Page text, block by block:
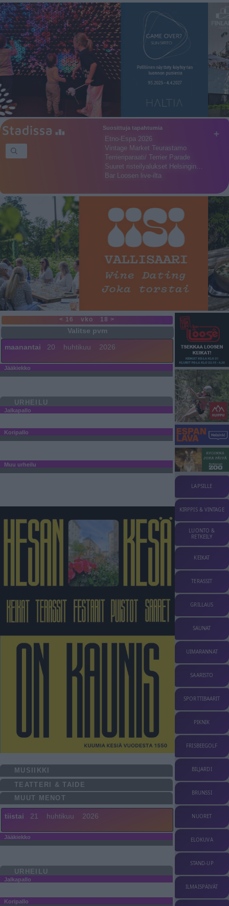
+
Suosittuja tapahtumia
Etno-Espa 2026
Vintage Market Teurastamo
Terrieriparaati/ Terrier Parade
Suuret risteilyalukset Helsingin…
Bar Loosen live-ilta
< 16 vko 18 >
maanantai 20 huhtikuu 2026
Jääkiekko
URHEILU
Jalkapallo
Koripallo
Muu urheilu
MUSIIKKI
TEATTERI & TAIDE
MUUT MENOT
tiistai 21 huhtikuu 2026
Jääkiekko
URHEILU
Jalkapallo
Koripallo
LAPSILLE
KIRPPIS & VINTAGE
LUONTO &
RETKEILY
KEIKAT
TERASSIT
GRILLAUS
SAUNAT
UIMARANNAT
SAARISTO
SPORTTIBAARIT
PIKNIK
FRISBEEGOLF
BILJARDI
BRUNSSI
NUORET
ELOKUVA
STAND-UP
ILMAISPÄIVÄT